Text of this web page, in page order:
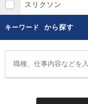
スリクソン
キーワード から探す